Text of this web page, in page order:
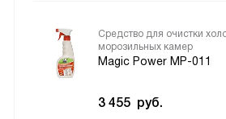
Средство для очистки
морозильных камер
Magic Power MP-011
3 455 руб.